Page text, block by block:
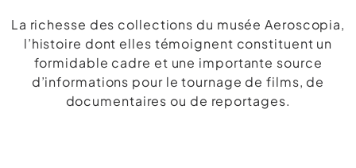
La richesse des collections du musée Aeroscopia,
l’histoire dont elles témoignent constituent un
formidable cadre et une importante source
d’informations pour le tournage de films, de
documentaires ou de reportages.